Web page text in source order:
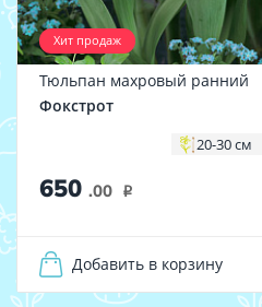
Хит продаж
Тюльпан махровый ранний
Фокстрот
20-30 см
650 .00 i
Добавить в корзину